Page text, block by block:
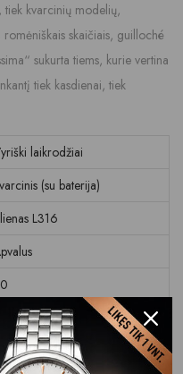
tiek kvarcinių modelių,
skaičiais, guilloché
sukurta tiems, kurie vertina
tiek kasdienai, tiek
laikrodžiai
(su baterija)
L316
Rodyklinis
Sidabrinis